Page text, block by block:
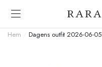
Hem Dagens outfit 2026-06-05